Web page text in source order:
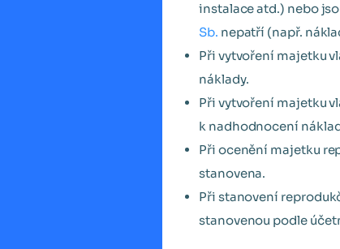
instalace atd.) nebo
Sb. nepatří (např.
Při vytvoření majetku
náklady.
Při vytvoření majetku
k nadhodnocení
Při ocenění majetku
stanovena.
Při stanovení
stanovenou podle